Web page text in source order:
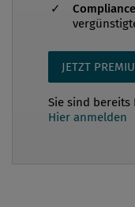
JETZT
Sie sind
Hier anmelden